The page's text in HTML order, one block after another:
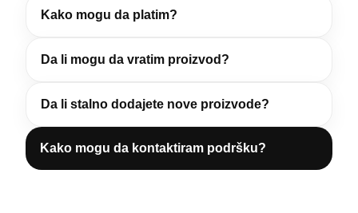
Kako mogu da platim?
Da li mogu da vratim proizvod?
Da li stalno dodajete nove proizvode?
Kako mogu da kontaktiram podršku?